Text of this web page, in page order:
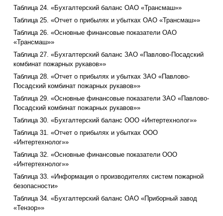
Таблица 24. «Бухгалтерский баланс ОАО «Трансмаш»»
Таблица 25. «Отчет о прибылях и убытках ОАО «Трансмаш»»
Таблица 26. «Основные финансовые показатели ОАО
«Трансмаш»»
Таблица 27. «Бухгалтерский баланс ЗАО «Павлово-Посадский
комбинат пожарных рукавов»»
Таблица 28. «Отчет о прибылях и убытках ЗАО «Павлово-
Посадский комбинат пожарных рукавов»»
Таблица 29. «Основные финансовые показатели ЗАО «Павлово-
Посадский комбинат пожарных рукавов»»
Таблица 30. «Бухгалтерский баланс ООО «Интертехнолог»»
Таблица 31. «Отчет о прибылях и убытках ООО
«Интертехнолог»»
Таблица 32. «Основные финансовые показатели ООО
«Интертехнолог»»
Таблица 33. «Информация о производителях систем пожарной
безопасности»
Таблица 34. «Бухгалтерский баланс ОАО «Приборный завод
«Тензор»»